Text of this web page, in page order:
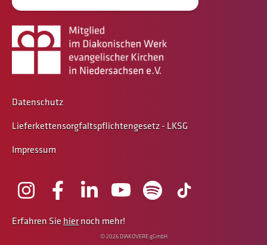
Datenschutz
Lieferkettensorgfaltspflichtengesetz - LKSG
Impressum
Erfahren Sie hiernoch mehr!
© 2026 DIAKOVERE gGmbH